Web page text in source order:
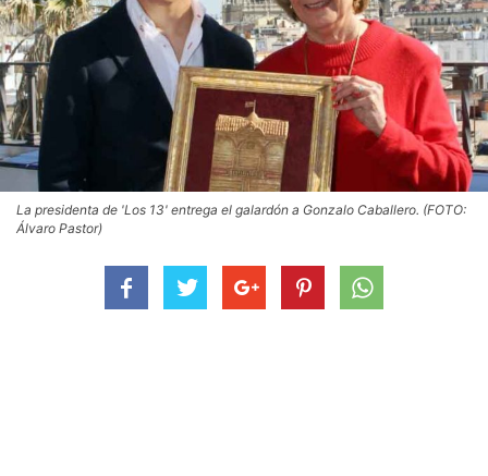
La presidenta de 'Los 13' entrega el galardón a Gonzalo Caballero. (FOTO:
Álvaro Pastor)